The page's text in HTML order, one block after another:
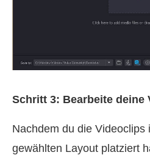
Schritt 3: Bearbeite deine
Nachdem du die Videoclips
gewählten Layout platziert